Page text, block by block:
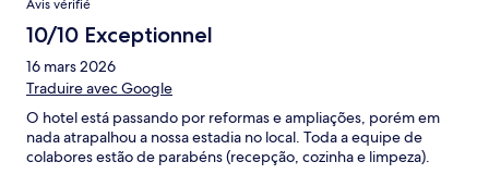
Avis vérifié
10/10 Exceptionnel
16 mars 2026
Traduire avec Google
O hotel está passando por reformas e ampliações, porém em
nada atrapalhou a nossa estadia no local. Toda a equipe de
colabores estão de parabéns (recepção, cozinha e limpeza).